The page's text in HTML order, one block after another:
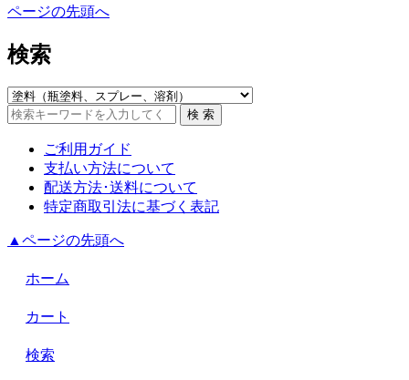
ページの先頭へ
検索
ご利用ガイド
支払い方法について
配送方法･送料について
特定商取引法に基づく表記
▲ページの先頭へ
ホーム
カート
検索